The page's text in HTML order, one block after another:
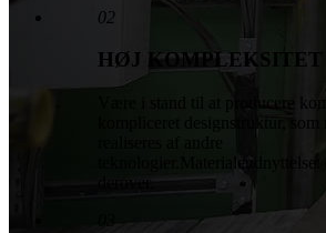
02
HØJ KOMPLEKSITET
Være i stand til at producere
kompliceret designstruktur, som
derover.